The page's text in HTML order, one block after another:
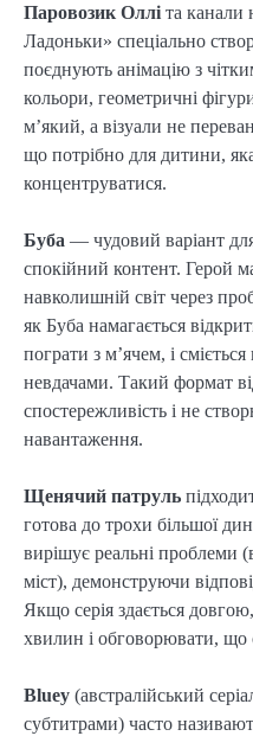
Паровозик Оллі та канали
Ладоньки» спеціально
поєднують анімацію з
кольори, геометричні
м’який, а візуали не
що потрібно для дитини,
концентруватися.
Буба — чудовий варіант
спокійний контент. Герой
навколишній світ через
як Буба намагається
пограти з м’ячем, і
невдачами. Такий формат
спостережливість і не
навантаження.
Щенячий патруль
готова до трохи більшої
вирішує реальні проблеми
міст), демонструючи
Якщо серія здається
хвилин і обговорювати, що
Bluey (австралійський
субтитрами) часто